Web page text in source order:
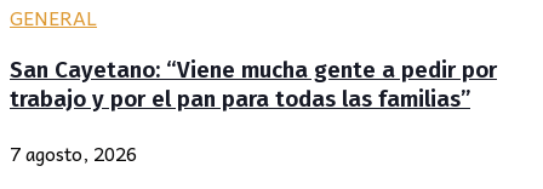
GENERAL
San Cayetano: “Viene mucha gente a pedir por
trabajo y por el pan para todas las familias”
7 agosto, 2026